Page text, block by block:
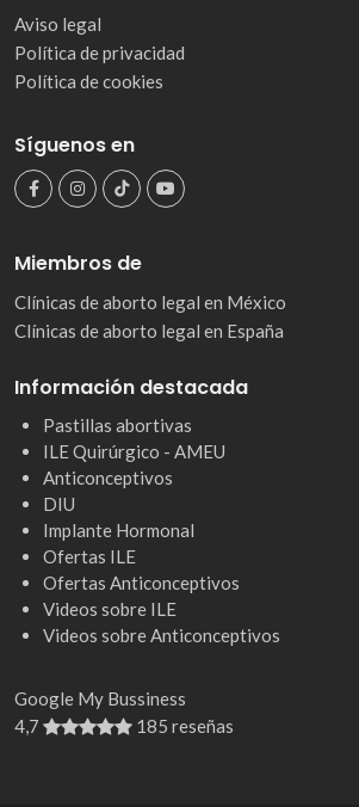
Aviso legal
Política de privacidad
Política de cookies
Síguenos en
Miembros de
Clínicas de aborto legal en México
Clínicas de aborto legal en España
Información destacada
Pastillas abortivas
ILE Quirúrgico - AMEU
Anticonceptivos
DIU
Implante Hormonal
Ofertas ILE
Ofertas Anticonceptivos
Videos sobre ILE
Videos sobre Anticonceptivos
Google My Bussiness
4,7
185 reseñas